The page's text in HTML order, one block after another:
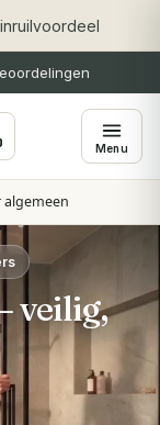
inruilvoordeel
Menu
veilig,